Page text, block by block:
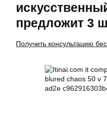
предложит 3
Получить консультацию